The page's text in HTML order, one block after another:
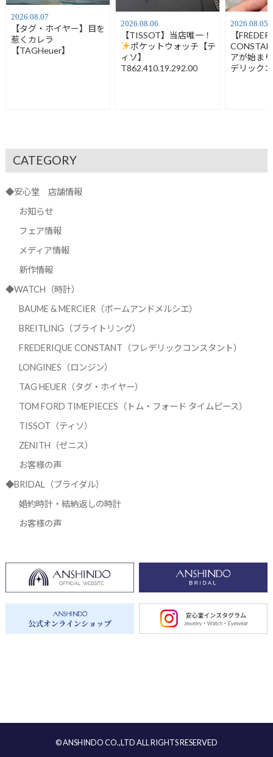
2026.08.07
【タグ・ホイヤー】目を
惹くカレラ
【TAGHeuer】
2026.08.06
【TISSOT】当店唯一！
ポケットウォッチ【テ
ィソ】
T862.410.19.292.00
2026.08.05
【
アが始ま
デリック
CATEGORY
◆安心堂 店舗情報
お知らせ
フェア情報
メディア情報
新作情報
◆WATCH（時計）
BAUME & MERCIER（ボームアンドメルシエ）
BREITLING（ブライトリング）
FREDERIQUE CONSTANT（フレデリックコンスタント）
LONGINES（ロンジン）
TAG HEUER（タグ・ホイヤー）
TOM FORD TIMEPIECES（トム・フォード タイムピース）
TISSOT（ティソ）
ZENITH（ゼニス）
お客様の声
◆BRIDAL（ブライダル）
婚約時計・結納返しの時計
お客様の声
© ANSHINDO CO.,LTD ALL RIGHTS RESERVED